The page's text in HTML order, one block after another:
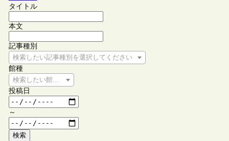
タイトル
本文
記事種別
検索したい記事種別を選択してください
館種
検索したい館種を選択してください
投稿日
～
検索